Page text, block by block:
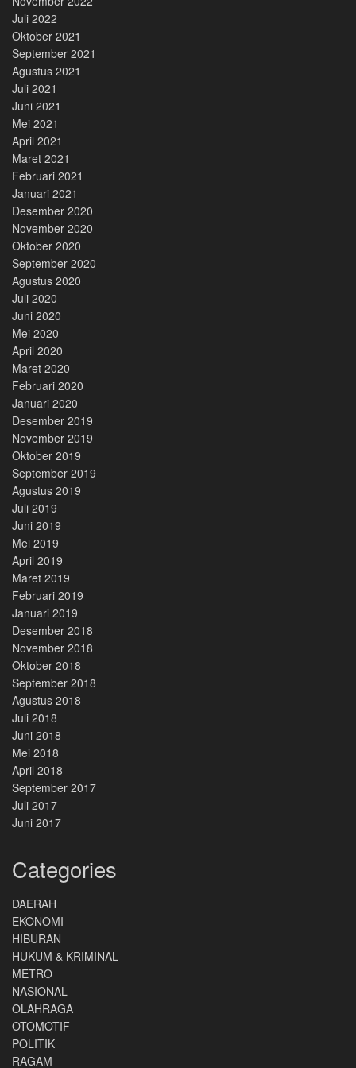
Juli 2022
Oktober 2021
September 2021
Agustus 2021
Juli 2021
Juni 2021
Mei 2021
April 2021
Maret 2021
Februari 2021
Januari 2021
Desember 2020
November 2020
Oktober 2020
September 2020
Agustus 2020
Juli 2020
Juni 2020
Mei 2020
April 2020
Maret 2020
Februari 2020
Januari 2020
Desember 2019
November 2019
Oktober 2019
September 2019
Agustus 2019
Juli 2019
Juni 2019
Mei 2019
April 2019
Maret 2019
Februari 2019
Januari 2019
Desember 2018
November 2018
Oktober 2018
September 2018
Agustus 2018
Juli 2018
Juni 2018
Mei 2018
April 2018
September 2017
Juli 2017
Juni 2017
Categories
DAERAH
EKONOMI
HIBURAN
HUKUM & KRIMINAL
METRO
NASIONAL
OLAHRAGA
OTOMOTIF
POLITIK
RAGAM